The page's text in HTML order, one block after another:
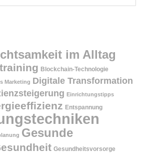
im Alltag
Blockchain-Technologie
Marketing Digitale Transformation
Einrichtungstipps
Entspannung
Gesunde
Gesundheitsvorsorge